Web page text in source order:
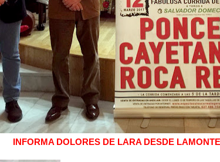
INFORMA DOLORES DE LARA DESDE